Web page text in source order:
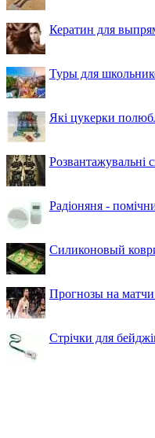
Кератин для
Туры для
Які цукерки
Розвантажувальні
Радіоняня -
Силиконовый
Прогнозы на
Стрічки для